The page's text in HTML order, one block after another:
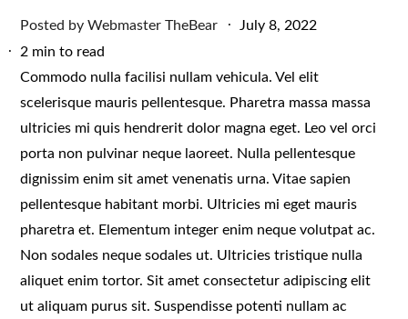
Posted byWebmaster TheBear
Posted
July 8, 2022
2 min to read
Commodo nulla facilisi nullam vehicula. Vel elit
scelerisque mauris pellentesque. Pharetra massa massa
ultricies mi quis hendrerit dolor magna eget. Leo vel orci
porta non pulvinar neque laoreet. Nulla pellentesque
dignissim enim sit amet venenatis urna. Vitae sapien
pellentesque habitant morbi. Ultricies mi eget mauris
pharetra et. Elementum integer enim neque volutpat ac.
Non sodales neque sodales ut. Ultricies tristique nulla
aliquet enim tortor. Sit amet consectetur adipiscing elit
ut aliquam purus sit. Suspendisse potenti nullam ac